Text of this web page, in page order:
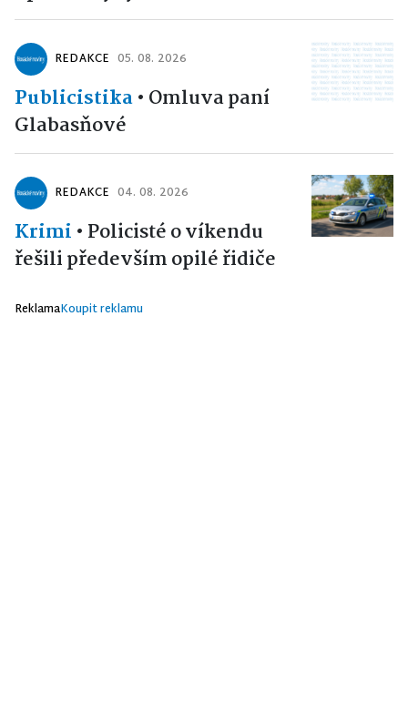
REDAKCE 05. 08. 2026
Publicistika• Omluva paní
Glabasňové
REDAKCE 04. 08. 2026
Krimi • Policisté o víkendu
řešili především opilé řidiče
ReklamaKoupit reklamu